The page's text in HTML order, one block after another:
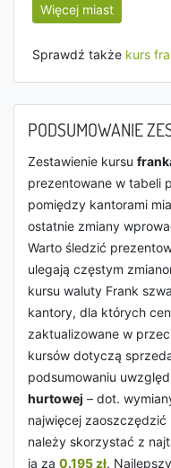
Więcej miast
Sprawdź także kurs
PODSUMOWANIE
Zestawienie kursu
prezentowane w tabeli
pomiędzy kantorami
ostatnie zmiany
Warto śledzić
ulegają częstym
kursu waluty Frank
kantory, dla których
zaktualizowane w
kursów dotyczą
podsumowaniu
hurtowej – dot.
najwięcej zaoszczędzić
należy skorzystać z
ją za 0.195 zł. Najlepszy